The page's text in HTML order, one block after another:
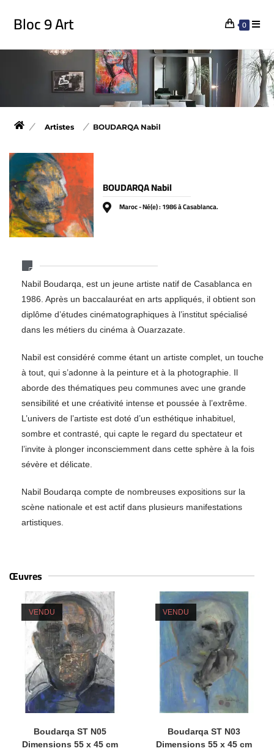
Bloc 9 Art 0
Artistes BOUDARQA Nabil
BOUDARQA Nabil
Maroc - Né(e) : 1986 à Casablanca.
Nabil Boudarqa, est un jeune artiste natif de Casablanca en
1986. Après un baccalauréat en arts appliqués, il obtient son
diplôme d’études cinématographiques à l’institut spécialisé
dans les métiers du cinéma à Ouarzazate.
Nabil est considéré comme étant un artiste complet, un touche
à tout, qui s’adonne à la peinture et à la photographie. Il
aborde des thématiques peu communes avec une grande
sensibilité et une créativité intense et poussée à l’extrême.
L’univers de l’artiste est doté d’un esthétique inhabituel,
sombre et contrasté, qui capte le regard du spectateur et
l’invite à plonger inconsciemment dans cette sphère à la fois
sévère et délicate.
Nabil Boudarqa compte de nombreuses expositions sur la
scène nationale et est actif dans plusieurs manifestations
artistiques.
Œuvres
VENDU
Boudarqa ST N05
Dimensions 55 x 45 cm
VENDU
Boudarqa ST N03
Dimensions 55 x 45 cm